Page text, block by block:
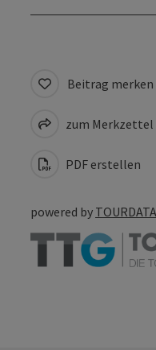
Beitrag merken
zum Merkzettel
PDF erstellen
powered by TOURDATA